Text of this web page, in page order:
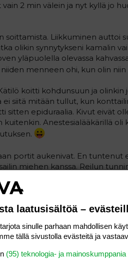
2 min välein ja nyt kyllä jo
Liikkuminen auttoi
olikin synnytykseni kamalin
yläpuolella olevassa
menneen ohi, kun olin niin
koitti kohdunsuun ja olinkin
ei siitä mitään tullut, kun
sitten epiduraalia. Kivut eivät
Anestesialääkärillä oli
portit aukenivat. En tuntenut
miehen kanssa. Reilun
että miksi se olo
eli "hätä" olikin
tuntia ängersin. Olo oli kuin
leikkaa vaikka koko alapää
kälkätteli, kun vain nuppi
supistuksella pullahti
laatusisältöä –
sinulle parhaan mahdollisen
tällä sivustolla evästeitä ja
(95) teknologia- ja mainoskumppania